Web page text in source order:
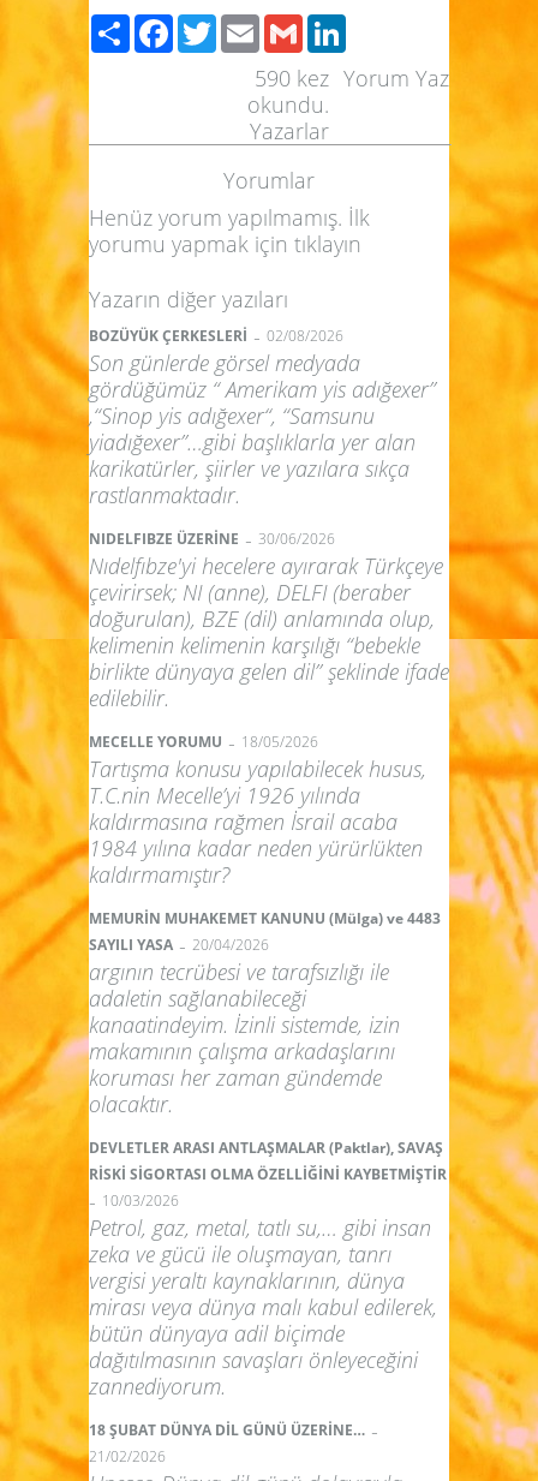
PaylaşFacebook
TwitterEmailGmail
Yorum Yaz
590 kez
okundu.
Yazarlar
Yorumlar
Henüz yorum yapılmamış. İlk
yorumu yapmak için tıklayın
Yazarın diğer yazıları
BOZÜYÜK ÇERKESLERİ - 02/08/2026
Son günlerde görsel medyada
gördüğümüz “ Amerikam yis adığexer”
,“Sinop yis adığexer“, “Samsunu
yiadığexer”…gibi başlıklarla yer alan
karikatürler, şiirler ve yazılara sıkça
rastlanmaktadır.
NIDELFIBZE ÜZERİNE - 30/06/2026
Nıdelfıbze'yi hecelere ayırarak Türkçeye
çevirirsek; NI (anne), DELFI (beraber
doğurulan), BZE (dil) anlamında olup,
kelimenin kelimenin karşılığı “bebekle
birlikte dünyaya gelen dil” şeklinde ifade
edilebilir.
MECELLE YORUMU - 18/05/2026
Tartışma konusu yapılabilecek husus,
T.C.nin Mecelle’yi 1926 yılında
kaldırmasına rağmen İsrail acaba
1984 yılına kadar neden yürürlükten
kaldırmamıştır?
MEMURİN MUHAKEMET KANUNU (Mülga) ve 4483
SAYILI YASA - 20/04/2026
argının tecrübesi ve tarafsızlığı ile
adaletin sağlanabileceği
kanaatindeyim. İzinli sistemde, izin
makamının çalışma arkadaşlarını
koruması her zaman gündemde
olacaktır.
DEVLETLER ARASI ANTLAŞMALAR (Paktlar), SAVAŞ
RİSKİ SİGORTASI OLMA ÖZELLİĞİNİ KAYBETMİŞTİR
- 10/03/2026
Petrol, gaz, metal, tatlı su,… gibi insan
zeka ve gücü ile oluşmayan, tanrı
vergisi yeraltı kaynaklarının, dünya
mirası veya dünya malı kabul edilerek,
bütün dünyaya adil biçimde
dağıtılmasının savaşları önleyeceğini
zannediyorum.
18 ŞUBAT DÜNYA DİL GÜNÜ ÜZERİNE… -
21/02/2026